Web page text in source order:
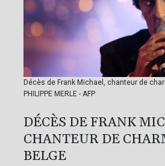
Décès de Frank Michael, chanteur de
PHILIPPE MERLE - AFP
DÉCÈS DE FRANK
CHANTEUR DE
BELGE